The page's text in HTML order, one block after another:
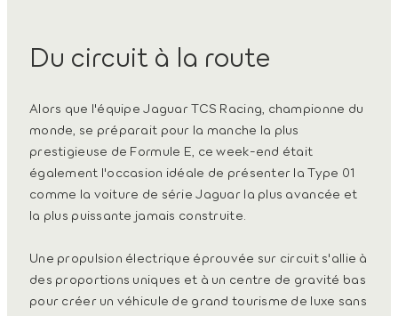
Du circuit à la route
Alors que l'équipe Jaguar TCS Racing, championne du
monde, se préparait pour la manche la plus
prestigieuse de Formule E, ce week-end était
également l'occasion idéale de présenter la Type 01
comme la voiture de série Jaguar la plus avancée et
la plus puissante jamais construite.
Une propulsion électrique éprouvée sur circuit s'allie à
des proportions uniques et à un centre de gravité bas
pour créer un véhicule de grand tourisme de luxe sans